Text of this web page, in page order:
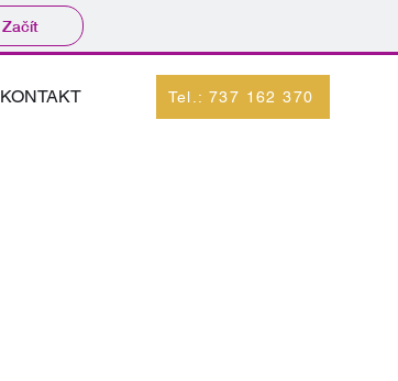
Začít
KONTAKT Tel.: 737 162 370